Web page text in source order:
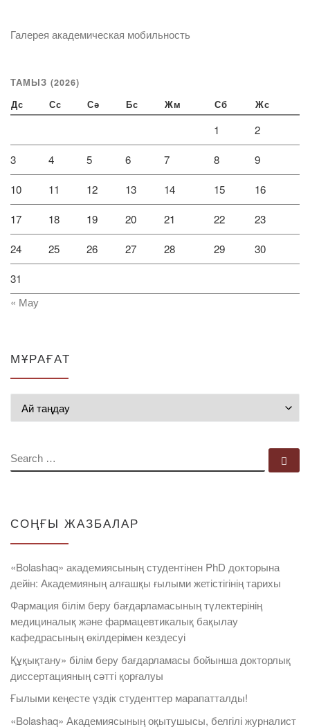
Галерея академическая мобильность
ТАМЫЗ (2026)
Дс Сс Сә Бс Жм Сб Жс
1 2
3 4 5 6 7 8 9
10 11 12 13 14 15 16
17 18 19 20 21 22 23
24 25 26 27 28 29 30
31
« Мау
МҰРАҒАТ
SEARCH
СОҢҒЫ ЖАЗБАЛАР
«Bolashaq» академиясының студентінен PhD докторына
дейін: Академияның алғашқы ғылыми жетістігінің тарихы
Фармация білім беру бағдарламасының түлектерінің
медициналық және фармацевтикалық бақылау
кафедрасының өкілдерімен кездесуі
Құқықтану» білім беру бағдарламасы бойынша докторлық
диссертацияның сәтті қорғалуы
Ғылыми кеңесте үздік студенттер марапатталды!
«Bolashaq» Академиясының оқытушысы, белгілі журналист